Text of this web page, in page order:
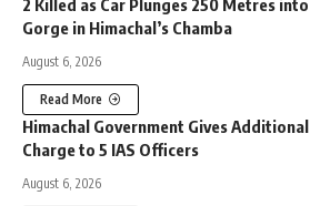
2 Killed as Car Plunges 250 Metres into
Gorge in Himachal’s Chamba
August 6, 2026
Read More
Himachal Government Gives Additional
Charge to 5 IAS Officers
August 6, 2026